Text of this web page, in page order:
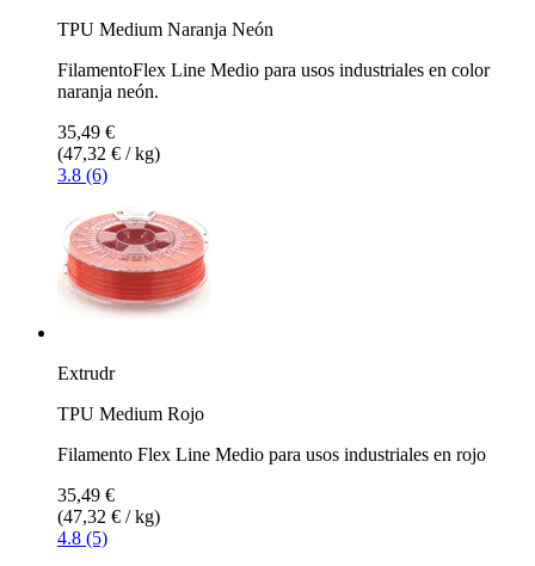
TPU Medium Naranja Neón
FilamentoFlex Line Medio para usos industriales en color
naranja neón.
35,49 €
(47,32 € / kg)
3.8 (6)
Extrudr
TPU Medium Rojo
Filamento Flex Line Medio para usos industriales en rojo
35,49 €
(47,32 € / kg)
4.8 (5)